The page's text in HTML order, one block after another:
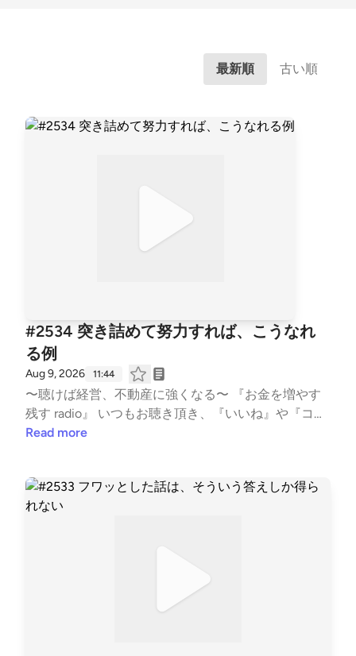
最新順 古い順
#2534 突き詰めて努力すれば、こうなれ
る例
Aug 9, 2026 11:44
〜聴けば経営、不動産に強くなる〜 『お金を増やす
残す radio』 いつもお聴き頂き、『いいね』や『コメ
ント』も頂き、ありがとうございます！ 大変励みと
資の書籍では書かれない内容を、実体験ベースに私の
考えを収録。 派手な成功話ではなく、退場すること
Read more